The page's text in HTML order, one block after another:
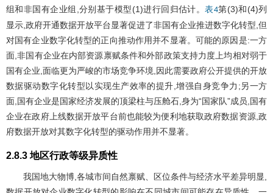
组和非国有企业组,分别基于模型(1)进行回归估计。表4第(3)和(4)列
显示,政府开通数据开放平台显著促进了非国有企业推进数字化转型,但
对国有企业数字化转型的正向推动作用并不显著。可能的原因是:一方
面,非国有企业在内部资源禀赋条件和外部政策支持力度上均相对弱于
国有企业,面临更为严峻的市场竞争环境,因此需要政府公开提供的开放
数据驱动数字化转型以实现生产效率的提升,增强自身竞争力;另一方
面,国有企业是国家经济发展的顶梁柱与压舱石,身为“国家队”成员,国有
企业在政府上线数据开放平台前也能较为便利地获取政府数据资源,政
府数据开放对其数字化转型的驱动作用并不显著。
2.8.3 地区行政等级异质性
我国地大物博,各城市间自然禀赋、区位条件与经济水平差异明显,